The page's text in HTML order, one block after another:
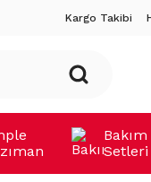
Kargo Takibi
Bakım
Setleri